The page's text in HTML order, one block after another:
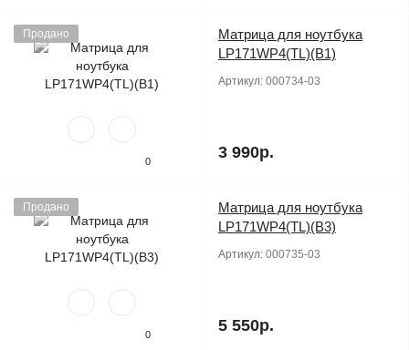
Продано
0
Матрица для ноутбука
LP171WP4(TL)(B1)
Артикул: 000734-03
3 990р.
Продано
0
Матрица для ноутбука
LP171WP4(TL)(B3)
Артикул: 000735-03
5 550р.